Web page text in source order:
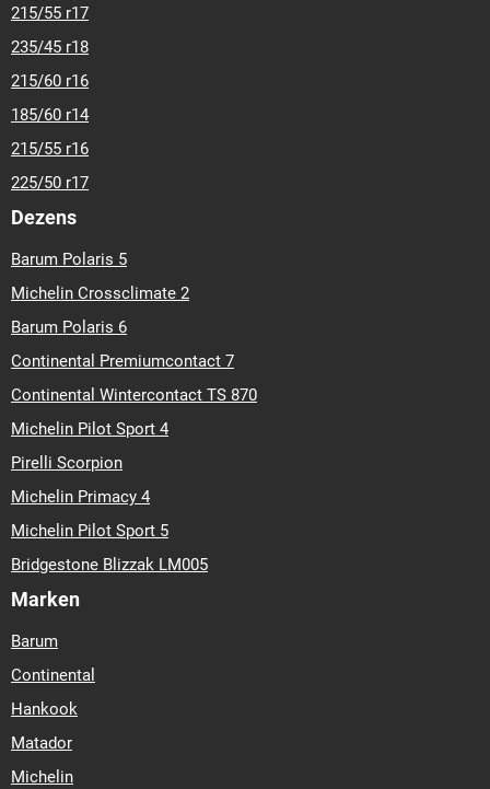
215/55 r17
235/45 r18
215/60 r16
185/60 r14
215/55 r16
225/50 r17
Dezens
Barum Polaris 5
Michelin Crossclimate 2
Barum Polaris 6
Continental Premiumcontact 7
Continental Wintercontact TS 870
Michelin Pilot Sport 4
Pirelli Scorpion
Michelin Primacy 4
Michelin Pilot Sport 5
Bridgestone Blizzak LM005
Marken
Barum
Continental
Hankook
Matador
Michelin